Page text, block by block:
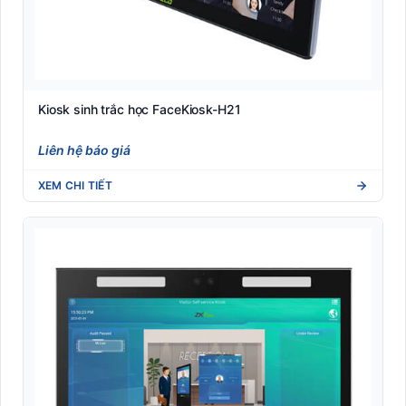
Kiosk sinh trắc học FaceKiosk-H21
Liên hệ báo giá
XEM CHI TIẾT